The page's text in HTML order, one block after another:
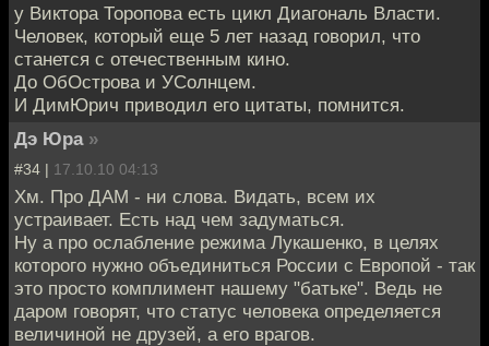
у Виктора Торопова есть цикл Диагональ Власти.
Человек, который еще 5 лет назад говорил, что
станется с отечественным кино.
До ОбОстрова и УСолнцем.
И ДимЮрич приводил его цитаты, помнится.
Дэ Юра »
#34 | 17.10.10 04:13
Хм. Про ДАМ - ни слова. Видать, всем их
устраивает. Есть над чем задуматься.
Ну а про ослабление режима Лукашенко, в целях
которого нужно объединиться России с Европой - так
это просто комплимент нашему "батьке". Ведь не
даром говорят, что статус человека определяется
величиной не друзей, а его врагов.